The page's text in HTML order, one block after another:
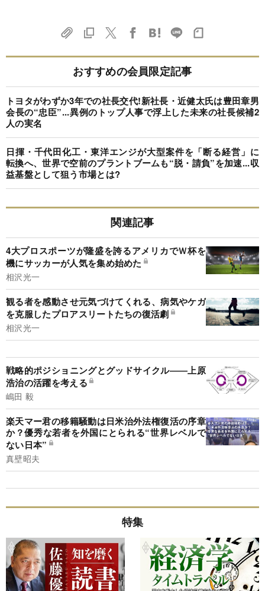
おすすめの会員限定記事
トヨタがわずか3年での社長交代!新社長・近健太氏は豊田章男
会長の“忠臣”...異例のトップ人事で浮上した未来の社長候補2
人の実名
日揮・千代田化工・東洋エンジが大型案件を「断る経営」に
転換へ、世界で空前のプラントブームも“脱・請負”を加速...収
益基盤として狙う市場とは?
関連記事
4大プロスポーツが隆盛を誇るアメリカでＷ杯を
機にサッカーが人気を集め始めた
相沢光一
観る者を感動させ元気づけてくれる、病気やケガ
を克服したプロアスリートたちの復活劇
相沢光一
戦略的ポジショニングとグッドサイクル――上原
浩治の活躍を考える
嶋田 毅
楽天マー君の移籍騒動は日米治外法権復活の序章
か？優秀な若者を外国にとられる“世界レベルで
ない日本”
真壁昭夫
特集